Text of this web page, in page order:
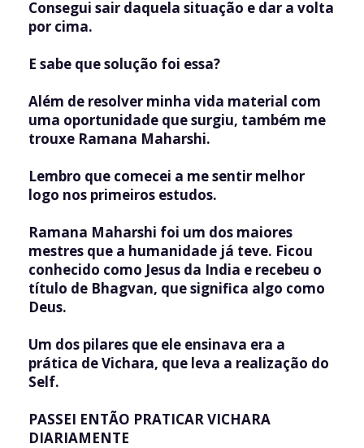
Consegui sair daquela situação e dar a volta
por cima.
E sabe que solução foi essa?
Além de resolver minha vida material com
uma oportunidade que surgiu, também me
trouxe Ramana Maharshi.
Lembro que comecei a me sentir melhor
logo nos primeiros estudos.
Ramana Maharshi foi um dos maiores
mestres que a humanidade já teve. Ficou
conhecido como Jesus da India e recebeu o
título de Bhagvan, que significa algo como
Deus.
Um dos pilares que ele ensinava era a
prática de Vichara, que leva a realização do
Self.
PASSEI ENTÃO PRATICAR VICHARA
DIARIAMENTE